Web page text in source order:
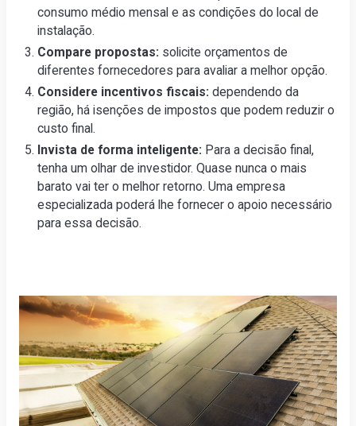
consumo médio mensal e as condições do local de
instalação.
Compare propostas: solicite orçamentos de
diferentes fornecedores para avaliar a melhor opção.
Considere incentivos fiscais:dependendo da
região, há isenções de impostos que podem reduzir o
custo final.
Invista de forma inteligente: Para a decisão final,
tenha um olhar de investidor. Quase nunca o mais
barato vai ter o melhor retorno. Uma empresa
especializada poderá lhe fornecer o apoio necessário
para essa decisão.